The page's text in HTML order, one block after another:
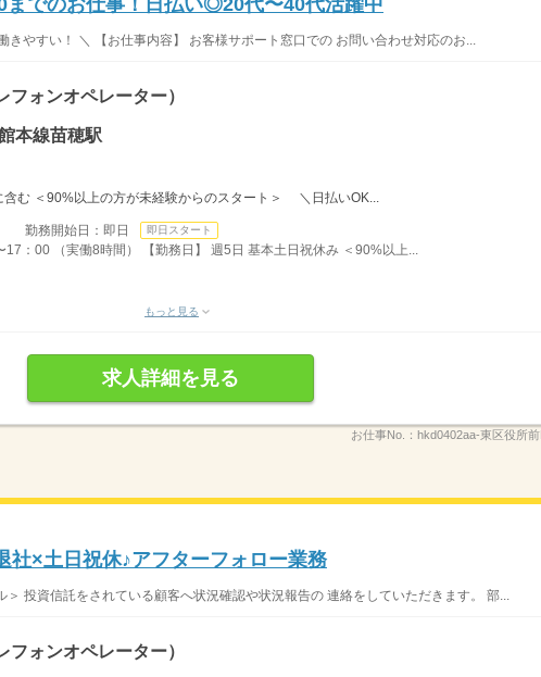
でのお仕事！日払い◎20代〜40代活躍中
きやすい！ ＼ 【お仕事内容】 お客様サポート窓口での お問い合わせ対応のお...
フォンオペレーター）
本線苗穂駅
含む ＜90%以上の方が未経験からのスタート＞ ＼日払いOK...
勤務開始日：即日 即日スタート
17：00 （実働8時間） 【勤務日】 週5日 基本土日祝休み ＜90%以上...
もっと見る
求人詳細を見る
お仕事No.： hkd0402aa-東区役所
社×土日祝休♪アフターフォロー業務
＞ 投資信託をされている顧客へ状況確認や状況報告の 連絡をしていただきます。 部...
フォンオペレーター）